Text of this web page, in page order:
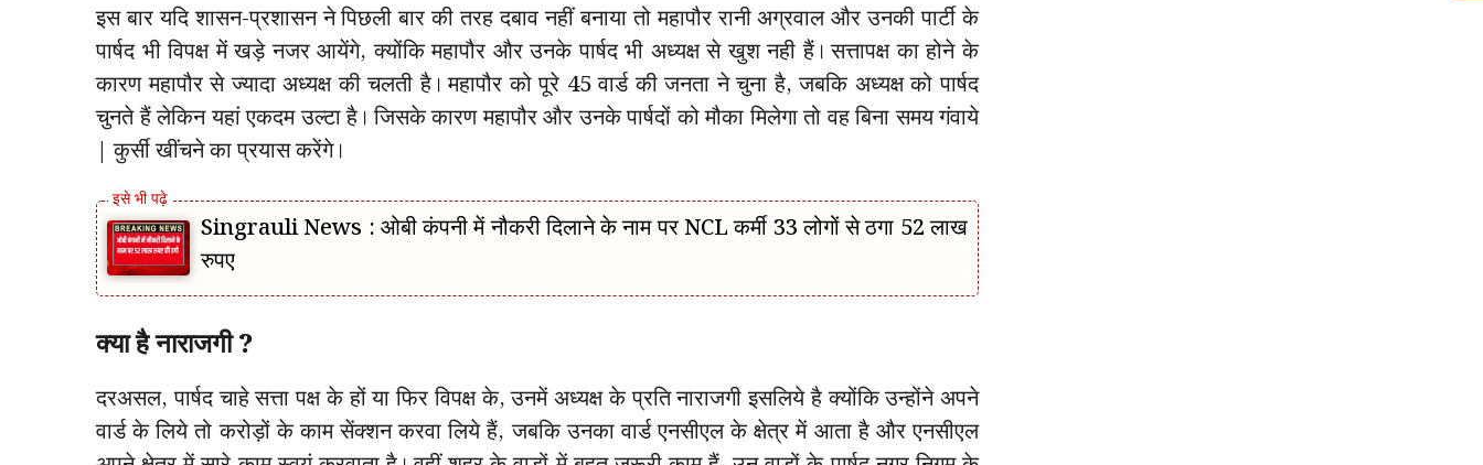
इस बार यदि शासन-प्रशासन ने पिछली बार की तरह दबाव नहीं बनाया तो महापौर रानी अग्रवाल और उनकी पार्टी के
पार्षद भी विपक्ष में खड़े नजर आयेंगे, क्योंकि महापौर और उनके पार्षद भी अध्यक्ष से खुश नही हैं। सत्तापक्ष का होने के
कारण महापौर से ज्यादा अध्यक्ष की चलती है। महापौर को पूरे 45 वार्ड की जनता ने चुना है, जबकि अध्यक्ष को पार्षद
चुनते हैं लेकिन यहां एकदम उल्टा है। जिसके कारण महापौर और उनके पार्षदों को मौका मिलेगा तो वह बिना समय गंवाये
| कुर्सी खींचने का प्रयास करेंगे।
Singrauli News : ओबी कंपनी में नौकरी दिलाने के नाम पर NCL कर्मी 33 लोगों से ठगा 52 लाख
रुपए
क्या है नाराजगी ?
दरअसल, पार्षद चाहे सत्ता पक्ष के हों या फिर विपक्ष के, उनमें अध्यक्ष के प्रति नाराजगी इसलिये है क्योंकि उन्होंने अपने
वार्ड के लिये तो करोड़ों के काम सेंक्शन करवा लिये हैं, जबकि उनका वार्ड एनसीएल के क्षेत्र में आता है और एनसीएल